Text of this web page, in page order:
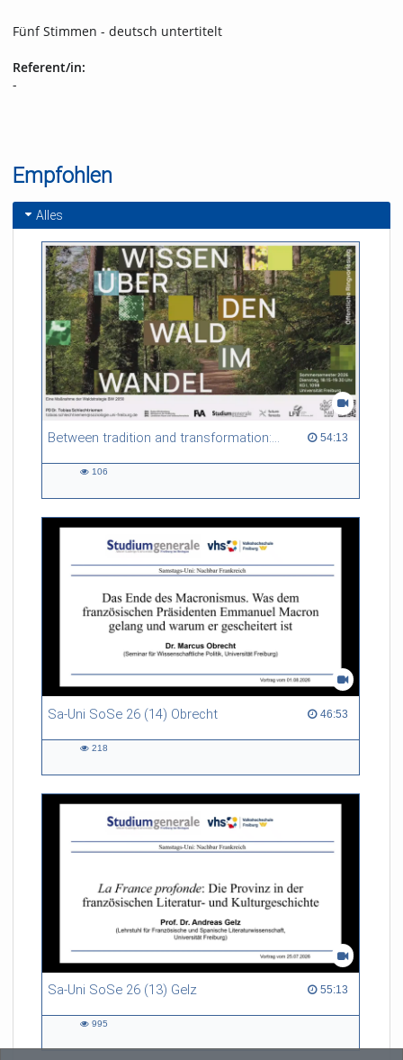
Fünf Stimmen - deutsch untertitelt
Referent/in:
-
Empfohlen
Alles
Between tradition and transformation: how owners, advisers and institutions co-create knowledge for resilient forests in Europe 54:13
54:13 duration
106
Sa-Uni SoSe 26 (14) Obrecht 46:53
46:53 duration
218
Sa-Uni SoSe 26 (13) Gelz 55:13
55:13 duration
995